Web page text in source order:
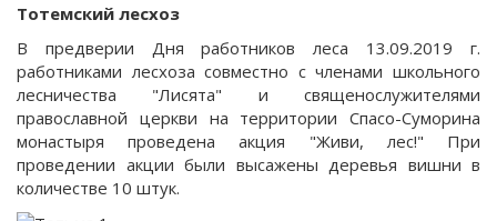
Тотемский лесхоз
В предверии Дня работников леса 13.09.2019 г.
работниками лесхоза совместно с членами школьного
лесничества "Лисята" и священослужителями
православной церкви на территории Спасо-Суморина
монастыря проведена акция "Живи, лес!" При
проведении акции были высажены деревья вишни в
количестве 10 штук.